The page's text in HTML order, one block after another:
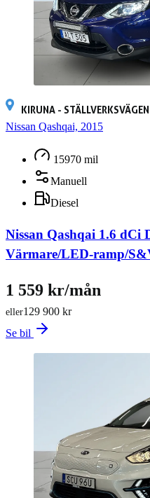
KIRUNA -
Nissan Qashqai, 2015
15970 mil
Manuell
Diesel
Nissan Qashqai 1.6 dCi
Värmare/LED-ramp/
129 900 kr
eller
1 559 kr/mån
Se bil